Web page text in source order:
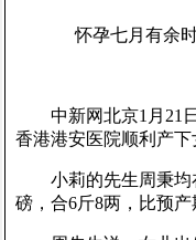
怀孕七月有余
中新网北京1月21日
香港港安医院顺利产
小莉的先生周秉均
磅，合6斤8两，比预